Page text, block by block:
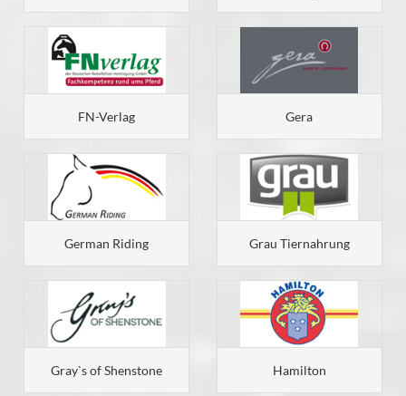
FN-Verlag Gera
German Riding Grau Tiernahrung
Gray`s of Shenstone Hamilton